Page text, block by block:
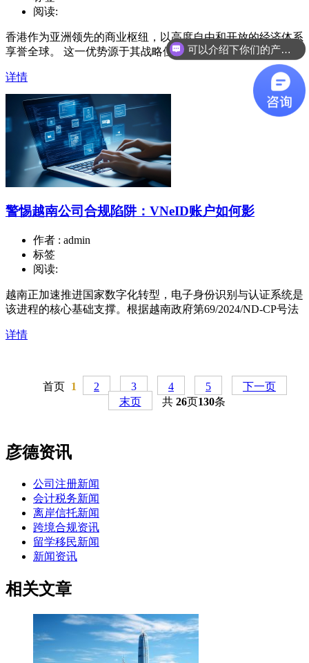
阅读:
香港作为亚洲领先的商业枢纽，以高度自由和开放的经济体系
享誉全球。 这一优势源于其战略位置、具吸引力的税收
详情
警惕越南公司合规陷阱：VNeID账户如何影
作者 : admin
标签
阅读:
越南正加速推进国家数字化转型，电子身份识别与认证系统是
该进程的核心基础支撑。根据越南政府第69/2024/ND-CP号法
详情
首页 1 2 3 4 5
下一页
末页
共 26页130条
彦德资讯
公司注册新闻
会计税务新闻
离岸信托新闻
跨境合规资讯
留学移民新闻
新闻资讯
相关文章
可以介绍下你们的产品么
你们是怎么收费的呢